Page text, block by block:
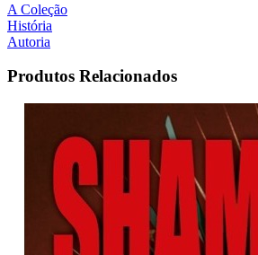
A Coleção
História
Autoria
Produtos Relacionados